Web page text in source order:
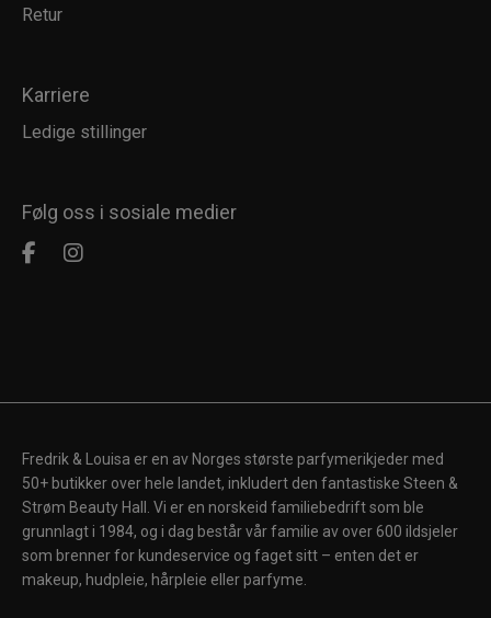
Retur
Karriere
Ledige stillinger
Følg oss i sosiale medier
Fredrik & Louisa er en av Norges største parfymerikjeder med
50+ butikker over hele landet, inkludert den fantastiske Steen &
Strøm Beauty Hall. Vi er en norskeid familiebedrift som ble
grunnlagt i 1984, og i dag består vår familie av over 600 ildsjeler
som brenner for kundeservice og faget sitt – enten det er
makeup, hudpleie, hårpleie eller parfyme.